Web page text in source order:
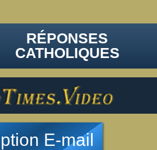
RÉPONSES
CATHOLIQUES
E-mail